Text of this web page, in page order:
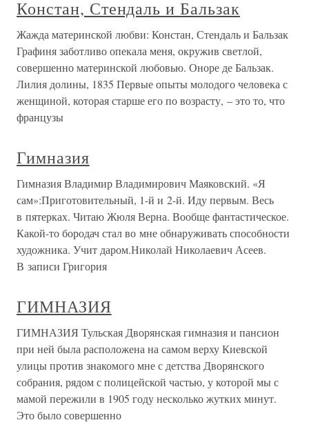
Констан, Стендаль и Бальзак
Жажда материнской любви: Констан, Стендаль и Бальзак
Графиня заботливо опекала меня, окружив светлой,
совершенно материнской любовью. Оноре де Бальзак.
Лилия долины, 1835 Первые опыты молодого человека с
женщиной, которая старше его по возрасту, – это то, что
французы
Гимназия
Гимназия Владимир Владимирович Маяковский. «Я
сам»:Приготовительный, 1-й и 2-й. Иду первым. Весь
в пятерках. Читаю Жюля Верна. Вообще фантастическое.
Какой-то бородач стал во мне обнаруживать способности
художника. Учит даром.Николай Николаевич Асеев.
В записи Григория
ГИМНАЗИЯ
ГИМНАЗИЯ Тульская Дворянская гимназия и пансион
при ней была расположена на самом верху Киевской
улицы против знакомого мне с детства Дворянского
собрания, рядом с полицейской частью, у которой мы с
мамой пережили в 1905 году несколько жутких минут.
Это было совершенно